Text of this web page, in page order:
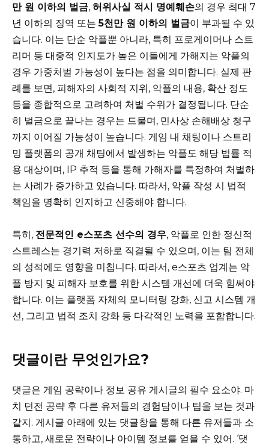
만 원 이하의 벌금, 허위사실 적시 명예훼손의 경우 최대 7
년 이하의 징역 또는5천만 원 이하의 벌금이 부과될 수 있
습니다. 이는 단순 악플뿐 아니라, 특히 프로게이머나 스트
리머 등 대중적 인지도가 높은 이들에게 가해지는 악플의
경우 가중처벌 가능성이 높다는 점을 의미합니다. 실제 판
례를 보면, 피해자의 사회적 지위, 악플의 내용, 확산 정도
등을 종합적으로 고려하여 처벌 수위가 결정됩니다. 단순
히 벌금으로 끝나는 경우는 드물며, 민사상 손해배상 청구
까지 이어질 가능성이 높습니다. 게임 내 채팅이나 스트리
밍 플랫폼의 공개 채팅에서 발생하는 악플도 해당 법률 적
용 대상이며, IP 추적 등을 통해 가해자를 특정하여 처벌하
는 사례가 증가하고 있습니다. 따라서, 악플 작성 시 법적
책임을 명확히 인지하고 신중해야 합니다.
특히, 전문적인 e스포츠 선수의 경우, 악플로 인한 정신적
스트레스는 경기력 저하로 직결될 수 있으며, 이는 팀 전체
의 성적에도 영향을 미칩니다. 따라서, e스포츠 업계는 악
플 방지 및 피해자 보호를 위한 시스템 개선에 더욱 힘써야
합니다. 이는 플랫폼 자체의 모니터링 강화, 신고 시스템 개
선, 그리고 법적 조치 강화 등 다각적인 노력을 포함합니다.
댓글이란 무엇인가요?
댓글은 게임 공략이나 정보 공유 게시글의 필수 요소야. 마
치 던전 공략 후 다른 유저들의 경험담이나 팁을 보는 것과
같지. 게시글 아래에 있는 댓글창을 통해 다른 유저들과 소
통하고, 새로운 전략이나 아이템 정보를 얻을 수 있어. ‘댓